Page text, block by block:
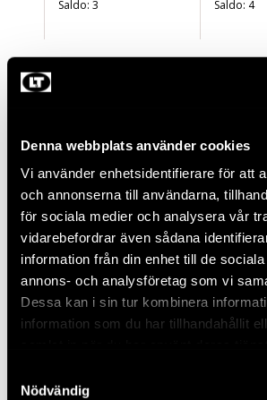
Denna webbplats använder cookies
Vi använder enhetsidentifierare för att
och annonserna till användarna,
för sociala medier och analysera vår
vidarebefordrar även sådana
information från din enhet till de
annons- och analysföretag som vi
Dessa kan i sin tur kombinera
information som du har tillhandahållit
Nödvändig
Saldo: 3
Saldo: 4
FÖRLÄNGNINGSRÖR
112080220
LU077270114
Saldo:3